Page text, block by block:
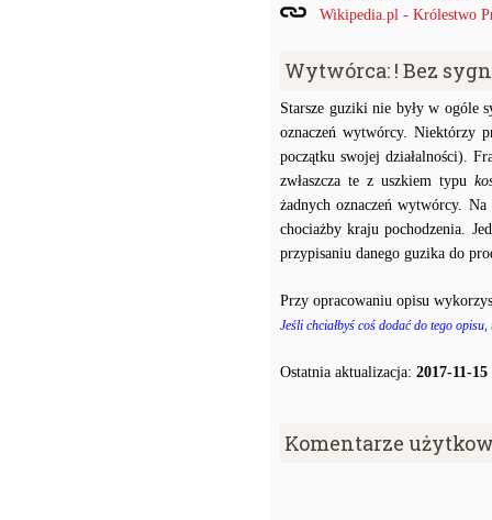
Wikipedia.pl - Królestwo
Wytwórca: ! Bez
Starsze guziki nie były w ogóle
oznaczeń wytwórcy. Niektórzy
początku swojej działalności).
zwłaszcza te z uszkiem typu
żadnych oznaczeń wytwórcy.
chociażby kraju pochodzenia.
przypisaniu danego guzika do
Przy opracowaniu opisu
Jeśli chciałbyś coś dodać do tego
Ostatnia aktualizacja: 2017-11-15
Komentarze